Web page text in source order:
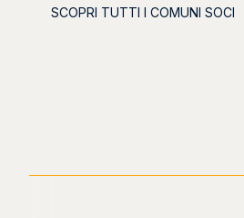
SCOPRI TUTTI I COMUNI SOCI